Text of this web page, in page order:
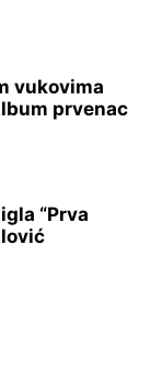
vukovima
prvenac
“Prva